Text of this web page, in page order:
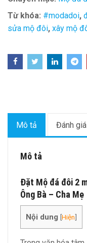
Từ khóa: #modadoi,
sửa mộ đôi, xây mộ
Mô tả Đánh
Mô tả
Đặt Mộ đá đôi 2
Ông Bà – Cha Mẹ
Nội dung [Hiện]